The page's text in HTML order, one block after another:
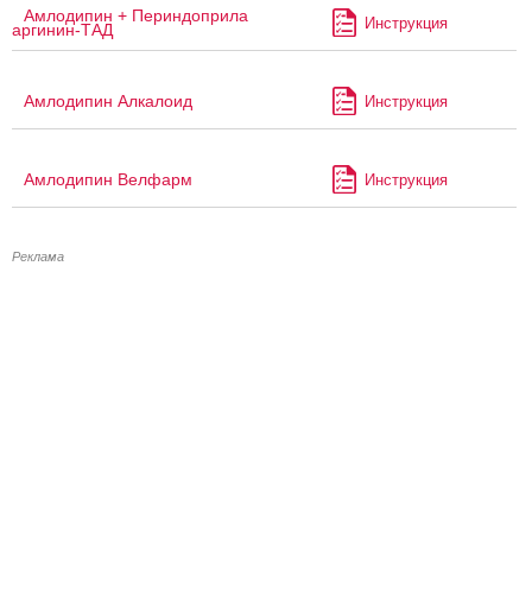
Амлодипин + Периндоприла
аргинин-ТАД Инструкция
Амлодипин Алкалоид Инструкция
Амлодипин Велфарм Инструкция
Реклама